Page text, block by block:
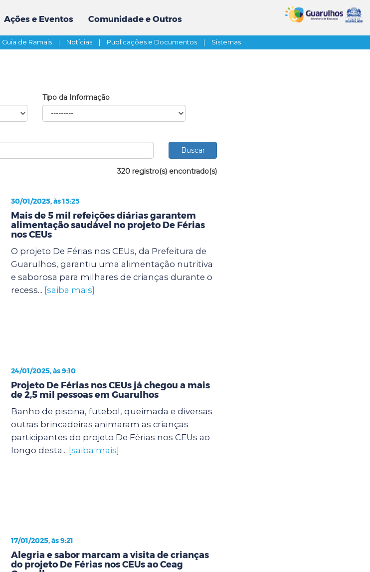
Ações e Eventos Comunidade e Outros
Guia de Ramais | Notícias | Publicações e Documentos | Sistemas
Tipo da Informação
320 registro(s) encontrado(s)
30/01/2025, às 15:25
Mais de 5 mil refeições diárias garantem
alimentação saudável no projeto De Férias
nos CEUs
O projeto De Férias nos CEUs, da Prefeitura de
Guarulhos, garantiu uma alimentação nutritiva
e saborosa para milhares de crianças durante o
recess... [saiba mais]
24/01/2025, às 9:10
Projeto De Férias nos CEUs já chegou a mais
de 2,5 mil pessoas em Guarulhos
Banho de piscina, futebol, queimada e diversas
outras brincadeiras animaram as crianças
participantes do projeto De Férias nos CEUs ao
longo desta... [saiba mais]
17/01/2025, às 9:21
Alegria e sabor marcam a visita de crianças
do projeto De Férias nos CEUs ao Ceag